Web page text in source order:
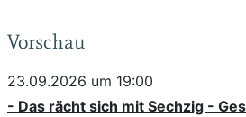
Vorschau
23.09.2026 um 19:00
- Das rächt sich mit Sechzig -